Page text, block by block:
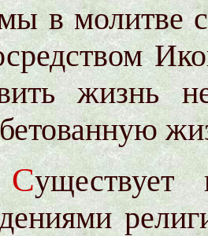
в молитве
жизнь
Существует